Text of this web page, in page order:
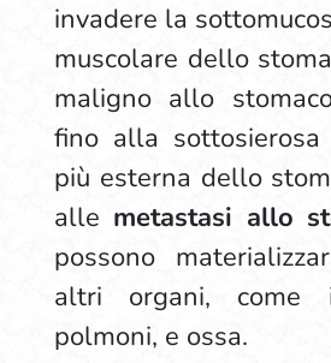
invadere la
muscolare dello
maligno allo
fino alla
più esterna dello
alle metastasi allo
possono
altri organi,
polmoni, e ossa.